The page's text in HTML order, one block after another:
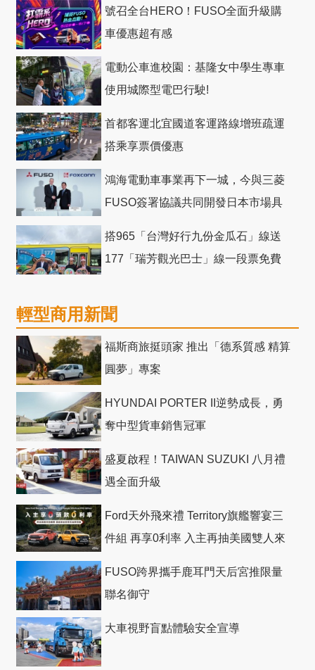
號召全台HERO！FUSO全面升級購
車優惠超有感
電動公車進校園：基隆女中學生專車
使用城際型電巴行駛!
首都客運北宜國道客運路線增班疏運
搭乘享票價優惠
鴻海電動車事業再下一城，今與三菱
FUSO簽署協議共同開發日本市場具
搭965「台灣好行九份金瓜石」線送
177「瑞芳觀光巴士」線一段票免費
輕型商用新聞
福斯商旅挺頭家 推出「德系質感 精算
圓夢」專案
HYUNDAI PORTER II逆勢成長，勇
奪中型貨車銷售冠軍
盛夏啟程！TAIWAN SUZUKI 八月禮
遇全面升級
Ford天外飛來禮 Territory旗艦響宴三
件組 再享0利率 入主再抽美國雙人來
FUSO跨界攜手鹿耳門天后宮推限量
聯名御守
大車視野盲點體驗安全宣導